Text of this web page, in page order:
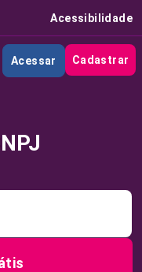
Acessibilidade
Acessar Cadastrar